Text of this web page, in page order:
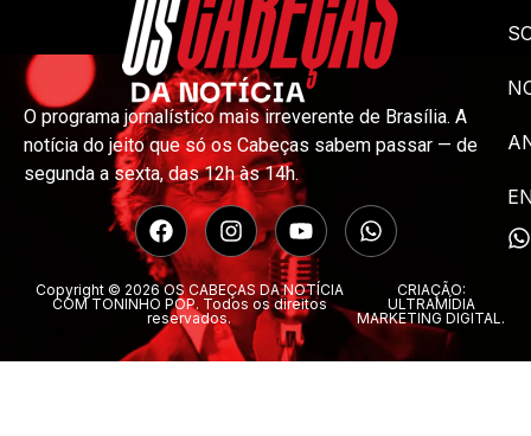
O programa jornalístico mais irreverente de Brasília. A
notícia do jeito que só os Cabeças sabem passar — de
segunda a sexta, das 12h às 14h.
Copyright © 2026 OS CABEÇAS DA NOTÍCIA
COM TONINHO POP. Todos os direitos
reservados.
CRIAÇÃO:
ULTRAMÍDIA
MARKETING DIGITAL.